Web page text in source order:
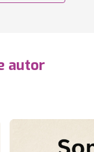
autor